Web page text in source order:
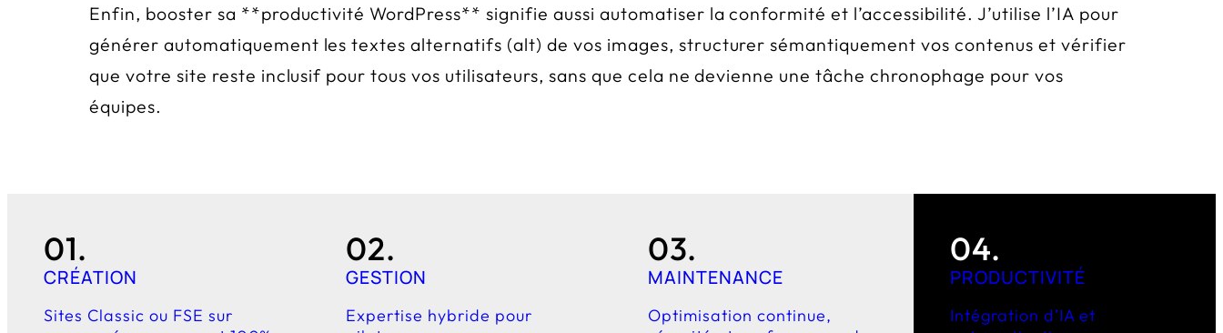
Enfin, booster sa **productivité WordPress** signifie aussi automatiser la conformité et l’accessibilité. J’utilise l’IA pour
générer automatiquement les textes alternatifs (alt) de vos images, structurer sémantiquement vos contenus et vérifier
que votre site reste inclusif pour tous vos utilisateurs, sans que cela ne devienne une tâche chronophage pour vos
équipes.
01.
CRÉATION
Sites Classic ou FSE sur
02.
GESTION
Expertise hybride pour
03.
MAINTENANCE
Optimisation continue,
04.
PRODUCTIVITÉ
Intégration d’IA et